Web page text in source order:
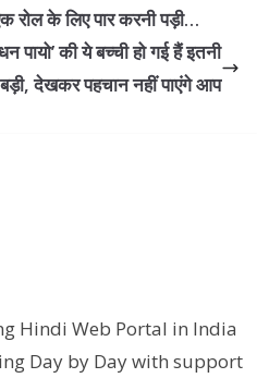
रोल के लिए पार करनी पड़ी…
पायो’ की ये बच्ची हो गई हैं इतनी
बड़ी, देखकर पहचान नहीं पाएंगे आप
Hindi Web Portal in India
Day by Day with support